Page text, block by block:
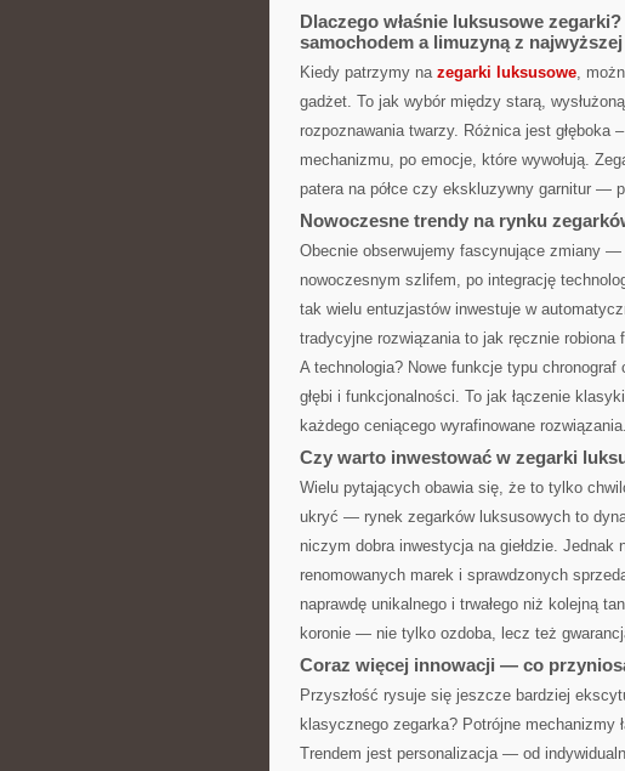
Dlaczego właśnie luksusowe
samochodem a limuzyną z najwyższej
Kiedy patrzymy na zegarki luksusowe,
gadżet. To jak wybór między starą,
rozpoznawania twarzy. Różnica jest głęboka
mechanizmu, po emocje, które wywołują.
patera na półce czy ekskluzywny garnitur —
Nowoczesne trendy na rynku
Obecnie obserwujemy fascynujące zmiany
nowoczesnym szlifem, po integrację
tak wielu entuzjastów inwestuje w
tradycyjne rozwiązania to jak ręcznie
A technologia? Nowe funkcje typu
głębi i funkcjonalności. To jak łączenie
każdego ceniącego wyrafinowane rozwiązania.
Czy warto inwestować w zegarki
Wielu pytających obawia się, że to tylko
ukryć — rynek zegarków luksusowych to
niczym dobra inwestycja na giełdzie.
renomowanych marek i sprawdzonych
naprawdę unikalnego i trwałego niż kolejną
koronie — nie tylko ozdoba, lecz też
Coraz więcej innowacji — co
Przyszłość rysuje się jeszcze bardziej
klasycznego zegarka? Potrójne
Trendem jest personalizacja — od